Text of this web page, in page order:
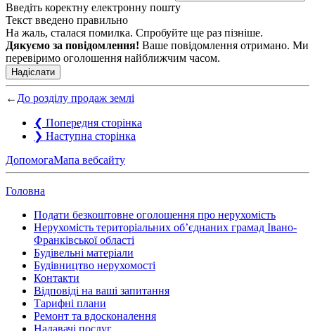
Введіть коректну електронну пошту
Текст введено правильно
На жаль, сталася помилка. Спробуйте ще раз пізніше.
Дякуємо за повідомлення! Ваше повідомлення отримано. Ми
перевіримо оголошення найближчим часом.
Надіслати
← До розділу продаж землі
❮ Попередня сторінка
❯ Наступна сторінка
ДопомогаМапа вебсайту
Головна
Подати безкоштовне оголошення про нерухомість
Нерухомість територіальних об’єднаних грамад Івано-
Франківської області
Будівельні матеріали
Будівництво нерухомості
Контакти
Відповіді на ваші запитання
Тарифні плани
Ремонт та вдосконалення
Надавачі послуг